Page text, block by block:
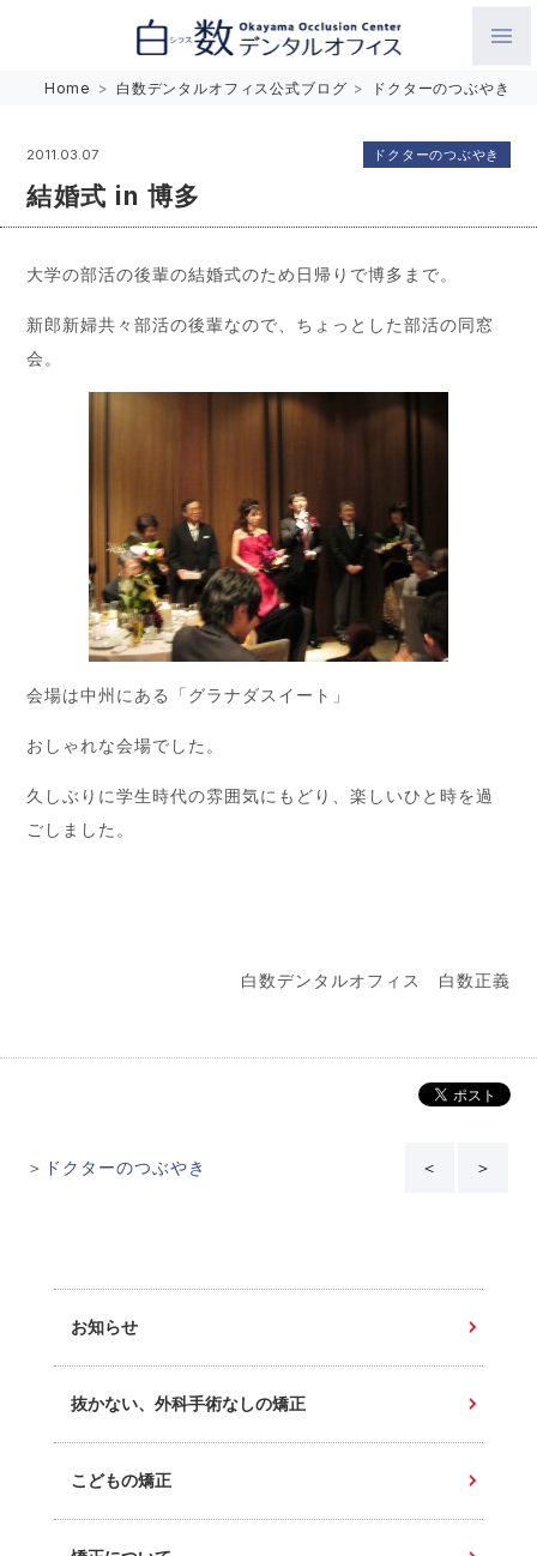
Home > 白数デンタルオフィス公式ブログ > ドクターのつぶやき
2011.03.07
結婚式 in 博多
ドクターのつぶやき
大学の部活の後輩の結婚式のため日帰りで博多まで。
新郎新婦共々部活の後輩なので、ちょっとした部活の同窓
会。
会場は中州にある「グラナダスイート」
おしゃれな会場でした。
久しぶりに学生時代の雰囲気にもどり、楽しいひと時を過
ごしました。
白数デンタルオフィス 白数正義
＞ドクターのつぶやき ＜ ＞
お知らせ
抜かない、外科手術なしの矯正
こどもの矯正